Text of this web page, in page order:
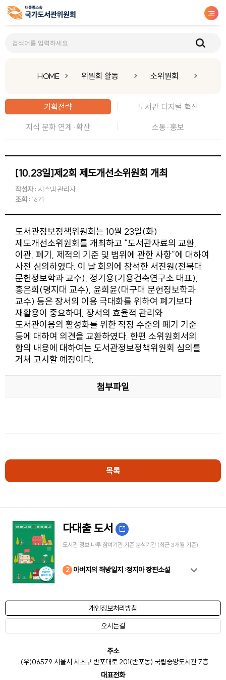
HOME 위원회 활동 소위원회
기획전략
도서관 디지털 혁신
지식 문화 연계·확산
소통·홍보
[10.23일]제2회 제도개선소위원회 개최
작성자: 시스템 관리자
조회 : 1671
도서관정보정책위원회는 10월 23일(화)
제도개선소위원회를 개최하고 “도서관자료의 교환,
이관, 폐기, 제적의 기준 및 범위에 관한 사항”에 대하여
사전 심의하였다. 이 날 회의에 참석한 서진원(전북대
문헌정보학과 교수), 정기용(기용건축연구소 대표),
홍은희(명지대 교수), 윤희윤(대구대 문헌정보학과
교수) 등은 장서의 이용 극대화를 위하여 폐기보다
재활용이 중요하며, 장서의 효율적 관리와
도서관이용의 활성화를 위한 적정 수준의 폐기 기준
등에 대하여 의견을 교환하였다. 한편 소위원회서의
합의 내용에 대하여는 도서관정보정책위원회 심의를
거쳐 고시할 예정이다.
첨부파일
목록
다대출 도서
도서관 정보 나루 참여기관 기준 분석기간 (최근 3개월 기준)
1
2 아버지의 해방일지 :정지아 장편소설
3
4
5
6
7
8
9
10
개인정보처리방침
오시는길
주소
: (우)06579 서울시 서초구 반포대로 201(반포동) 국립중앙도서관 7층
대표전화